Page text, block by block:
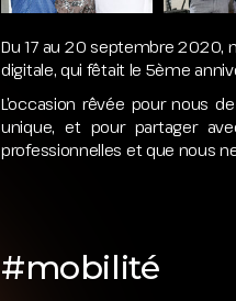
Du 17 au 20 septembre 2020,
digitale, qui fêtait le 5ème
L’occasion rêvée pour nous
unique, et pour partager
professionnelles et que nous
#mobilité